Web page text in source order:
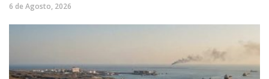
6 de Agosto, 2026